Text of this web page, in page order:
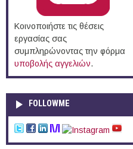
Κοινοποιήστε τις θέσεις
εργασίας σας
συμπληρώνοντας την φόρμα
υποβολής αγγελιών.
FOLLOWME